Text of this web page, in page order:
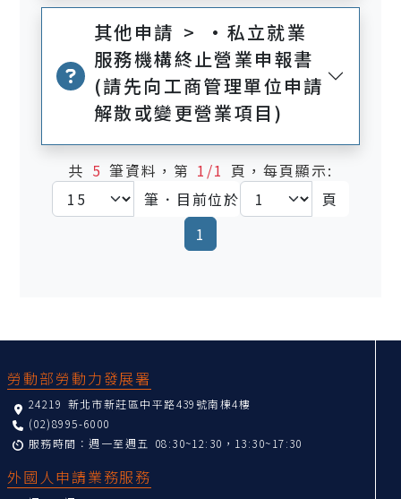
其他申請 > •私立就業
服務機構終止營業申報書
(請先向工商管理單位申請
解散或變更營業項目)
共 5筆資料，第 1/1 頁，每頁顯示:
筆．目前位於
頁
1
勞動部勞動力發展署
24219 新北市新莊區中平路439號南棟4樓
(02)8995-6000
服務時間：週一至週五 08:30~12:30，13:30~17:30
外國人申請業務服務